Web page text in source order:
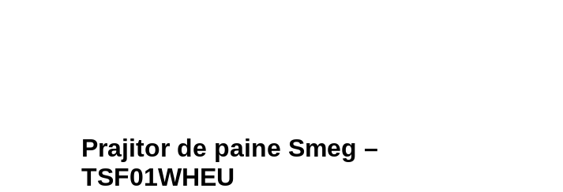
Prajitor de paine Smeg –
TSF01WHEU